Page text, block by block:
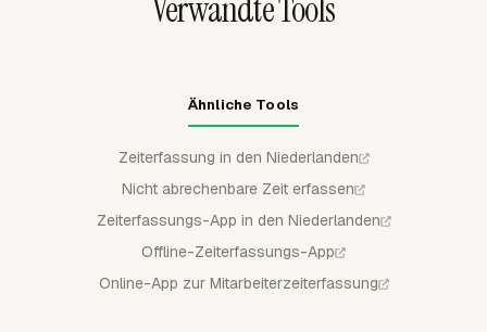
Verwandte Tools
Ähnliche Tools
Zeiterfassung in den Niederlanden
Nicht abrechenbare Zeit erfassen
Zeiterfassungs-App in den Niederlanden
Offline-Zeiterfassungs-App
Online-App zur Mitarbeiterzeiterfassung